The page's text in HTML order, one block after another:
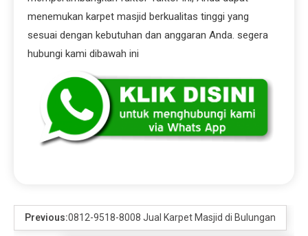
menemukan karpet masjid berkualitas tinggi yang
sesuai dengan kebutuhan dan anggaran Anda. segera
hubungi kami dibawah ini
Previous:0812-9518-8008 Jual Karpet Masjid di Bulungan